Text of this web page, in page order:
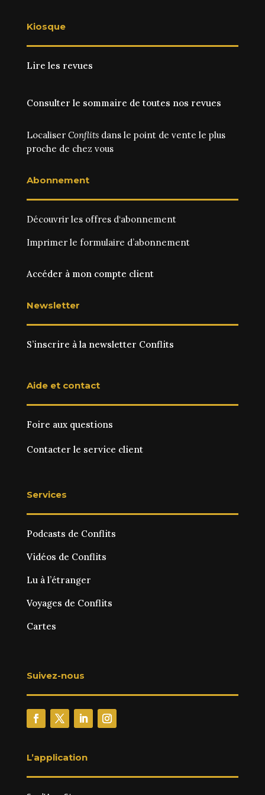
Kiosque
Lire les revues
Consulter le sommaire de toutes nos revues
Localiser Conflitsdans le point de vente le plus
proche de chez vous
Abonnement
Découvrir les offres d‘abonnement
Imprimer le formulaire d’abonnement
Accéder à mon compte client
Newsletter
S’inscrire à la newsletter Conflits
Aide et contact
Foire aux questions
Contacter le service client
Services
Podcasts de Conflits
Vidéos de Conflits
Lu à l’étranger
Voyages de Conflits
Cartes
Suivez-nous
L’application